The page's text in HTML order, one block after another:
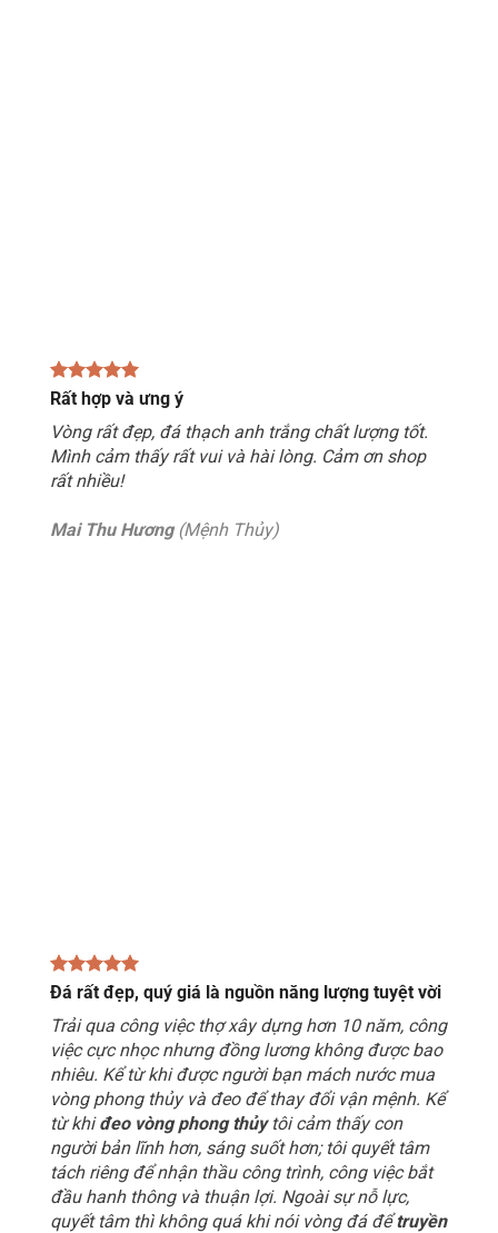
Rất hợp và ưng ý
Vòng rất đẹp, đá thạch anh trắng chất lượng tốt.
Mình cảm thấy rất vui và hài lòng. Cảm ơn shop
rất nhiều!
Mai Thu Hương(Mệnh Thủy)
Đá rất đẹp, quý giá là nguồn năng lượng tuyệt vời
Trải qua công việc thợ xây dựng hơn 10 năm, công
việc cực nhọc nhưng đồng lương không được bao
nhiêu. Kể từ khi được người bạn mách nước mua
vòng phong thủy và đeo để thay đổi vận mệnh. Kể
từ khiđeo vòng phong thủytôi cảm thấy con
người bản lĩnh hơn, sáng suốt hơn; tôi quyết tâm
tách riêng để nhận thầu công trình, công việc bắt
đầu hanh thông và thuận lợi. Ngoài sự nỗ lực,
quyết tâm thì không quá khi nói vòng đá đểtruyền